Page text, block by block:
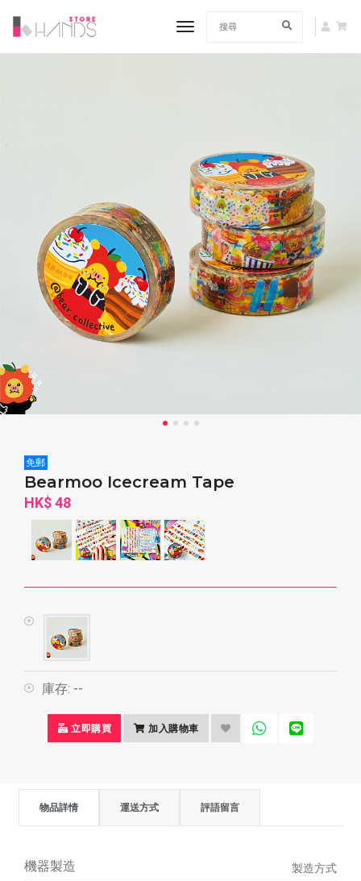
toggle navigation
免郵
Bearmoo Icecream Tape
HK$ 48
庫存: --
立即購買 加入購物車
物品詳情 運送方式 評語留言
製造方式
機器製造